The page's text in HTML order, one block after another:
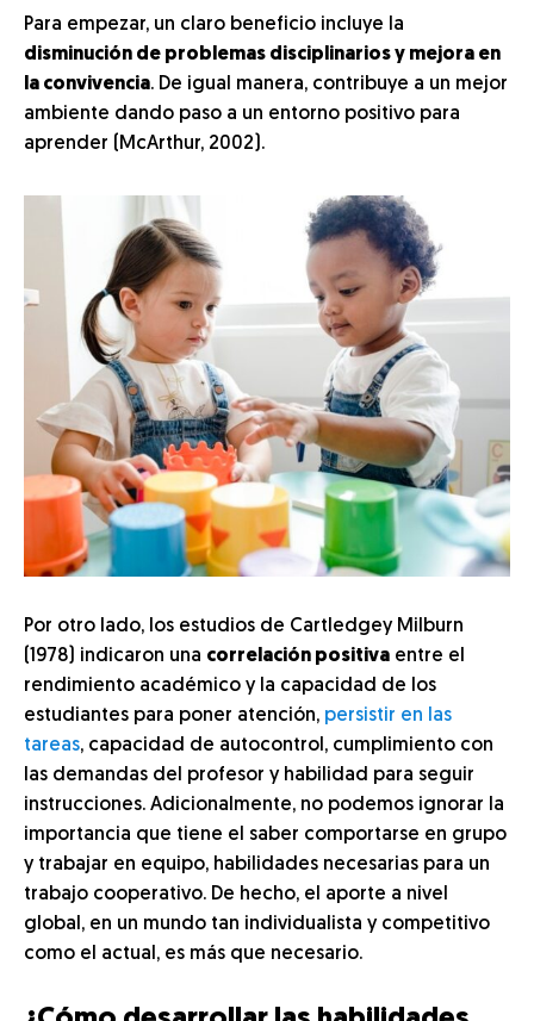
Para empezar, un claro beneficio incluye la
disminución de problemas disciplinarios y mejora en
la convivencia. De igual manera, contribuye a un mejor
ambiente dando paso a un entorno positivo para
aprender (McArthur, 2002).
Por otro lado, los estudios de Cartledgey Milburn
(1978) indicaron una correlación positiva entre el
rendimiento académico y la capacidad de los
estudiantes para poner atención, persistir en las
tareas, capacidad de autocontrol, cumplimiento con
las demandas del profesor y habilidad para seguir
instrucciones. Adicionalmente, no podemos ignorar la
importancia que tiene el saber comportarse en grupo
y trabajar en equipo, habilidades necesarias para un
trabajo cooperativo. De hecho, el aporte a nivel
global, en un mundo tan individualista y competitivo
como el actual, es más que necesario.